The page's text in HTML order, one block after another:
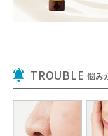
TROUBLE 悩み